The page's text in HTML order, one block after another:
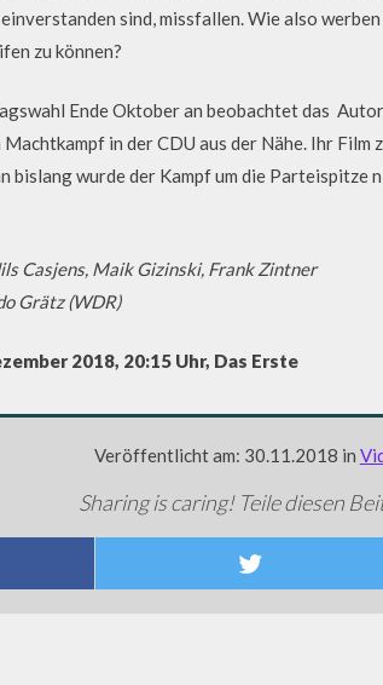
sind, missfallen. Wie also
zu können?
Ende Oktober an beobachtet das
in der CDU aus der Nähe. Ihr
bislang wurde der Kampf um die
Casjens, Maik Gizinski, Frank Zintner
Grätz (WDR)
2018, 20:15 Uhr, Das Erste
Veröffentlicht am: 30.11.2018 in
Sharing is caring! Teile diesen